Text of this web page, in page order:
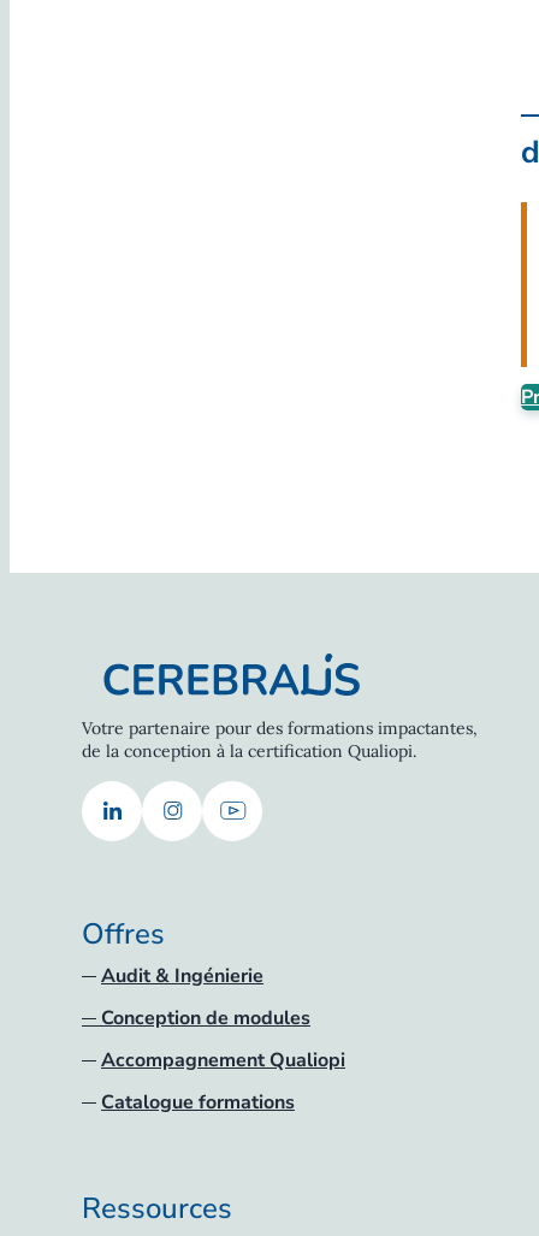
Votre partenaire pour des formations impactantes,
de la conception à la certification Qualiopi.
Offres
Audit & Ingénierie
Conception de modules
Accompagnement Qualiopi
Catalogue formations
Ressources